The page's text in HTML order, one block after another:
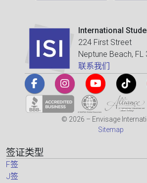
International
224 First Street
Neptune Beach, FL
联系我们
© 2026 – Envisage
Sitemap
签证类型
F签
J签